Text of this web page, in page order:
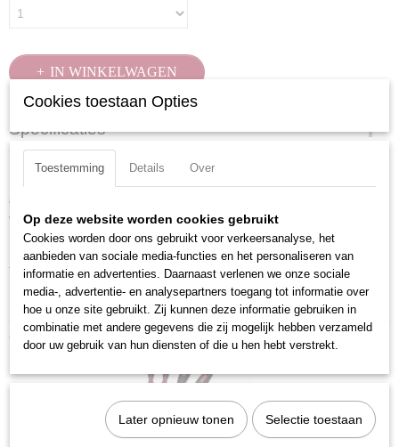
IN WINKELWAGEN
Specificaties
Productcode
7612206055239
Productcode leverancier
4166
Omschrijving
8-delige set met ergonomisch gevormde 2-componenten handgreep en
voorzien van ophang oog.
Inhoud: Torx met stiftgeleiding T8 - T10 - T15 - T20 - T25 - T27 - T30 -
T40
Materiaal: S2 gereedschapsstaal
Ook interessant
Cookies toestaan Opties
Toestemming Details Over
Op deze website worden cookies gebruikt
Cookies worden door ons gebruikt voor verkeersanalyse, het
aanbieden van sociale media-functies en het personaliseren van
informatie en advertenties. Daarnaast verlenen we onze sociale
media-, advertentie- en analysepartners toegang tot informatie over
hoe u onze site gebruikt. Zij kunnen deze informatie gebruiken in
combinatie met andere gegevens die zij mogelijk hebben verzameld
door uw gebruik van hun diensten of die u hen hebt verstrekt.
Later opnieuw tonen Selectie toestaan